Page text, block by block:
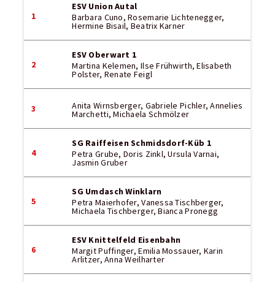
1
ESV Union Autal
Barbara Cuno, Rosemarie Lichtenegger,
Hermine Bisail, Beatrix Karner
2
ESV Oberwart 1
Martina Kelemen, Ilse Frühwirth, Elisabeth
Polster, Renate Feigl
3 Anita Wirnsberger, Gabriele Pichler, Annelies
Marchetti, Michaela Schmölzer
4
SG Raiffeisen Schmidsdorf-Küb 1
Petra Grube, Doris Zinkl, Ursula Varnai,
Jasmin Gruber
5
SG Umdasch Winklarn
Petra Maierhofer, Vanessa Tischberger,
Michaela Tischberger, Bianca Pronegg
6
ESV Knittelfeld Eisenbahn
Margit Puffinger, Emilia Mossauer, Karin
Arlitzer, Anna Weilharter